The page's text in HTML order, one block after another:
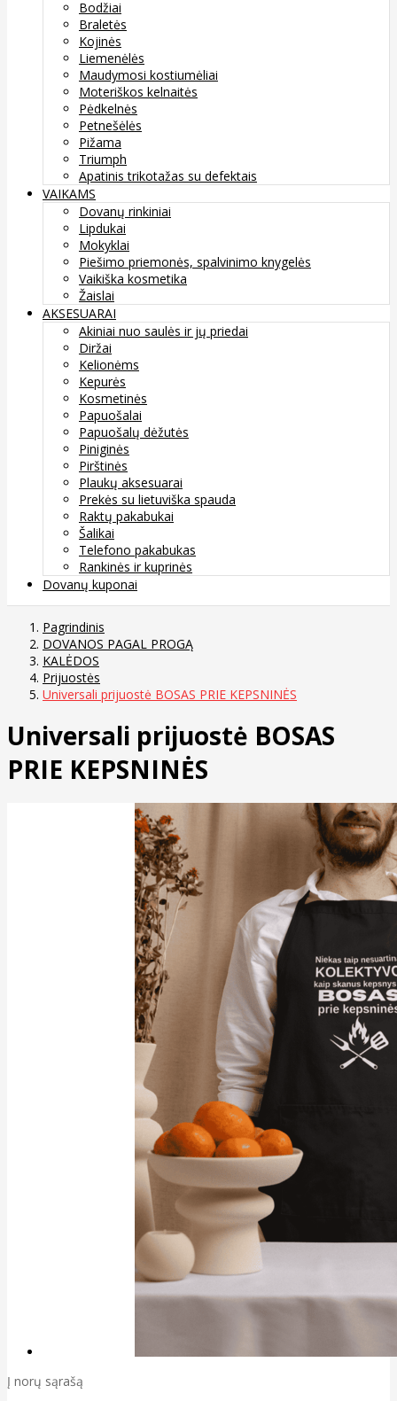
Bodžiai
Braletės
Kojinės
Liemenėlės
Maudymosi kostiumėliai
Moteriškos kelnaitės
Pėdkelnės
Petnešėlės
Pižama
Triumph
Apatinis trikotažas su defektais
VAIKAMS
Dovanų rinkiniai
Lipdukai
Mokyklai
Piešimo priemonės, spalvinimo knygelės
Vaikiška kosmetika
Žaislai
AKSESUARAI
Akiniai nuo saulės ir jų priedai
Diržai
Kelionėms
Kepurės
Kosmetinės
Papuošalai
Papuošalų dėžutės
Piniginės
Pirštinės
Plaukų aksesuarai
Prekės su lietuviška spauda
Raktų pakabukai
Šalikai
Telefono pakabukas
Rankinės ir kuprinės
Dovanų kuponai
Pagrindinis
DOVANOS PAGAL PROGĄ
KALĖDOS
Prijuostės
Universali prijuostė BOSAS PRIE KEPSNINĖS
Universali prijuostė BOSAS
PRIE KEPSNINĖS
Į norų sąrašą